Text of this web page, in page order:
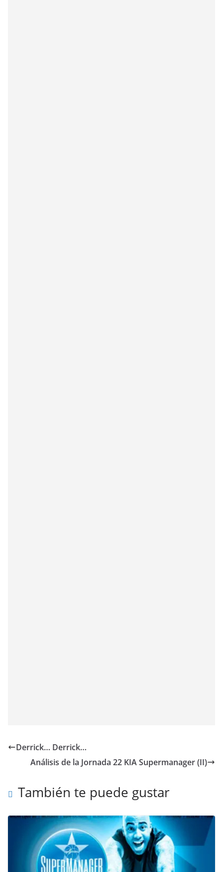
Derrick… Derrick…
Análisis de la Jornada 22 KIA Supermanager (II)
También te puede gustar